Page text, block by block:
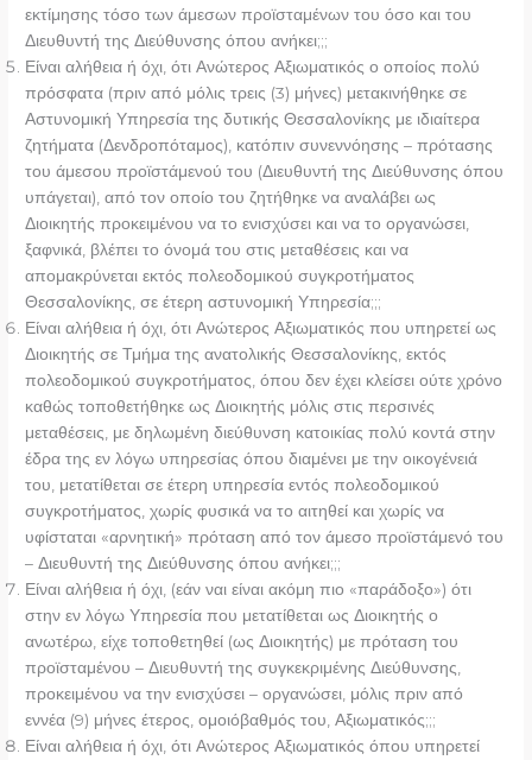
εκτίμησης τόσο των άμεσων προϊσταμένων του όσο και του
Διευθυντή της Διεύθυνσης όπου ανήκει;;;
Είναι αλήθεια ή όχι, ότι Ανώτερος Αξιωματικός ο οποίος πολύ
πρόσφατα (πριν από μόλις τρεις (3) μήνες) μετακινήθηκε σε
Αστυνομική Υπηρεσία της δυτικής Θεσσαλονίκης με ιδιαίτερα
ζητήματα (Δενδροπόταμος), κατόπιν συνεννόησης – πρότασης
του άμεσου προϊστάμενού του (Διευθυντή της Διεύθυνσης όπου
υπάγεται), από τον οποίο του ζητήθηκε να αναλάβει ως
Διοικητής προκειμένου να το ενισχύσει και να το οργανώσει,
ξαφνικά, βλέπει το όνομά του στις μεταθέσεις και να
απομακρύνεται εκτός πολεοδομικού συγκροτήματος
Θεσσαλονίκης, σε έτερη αστυνομική Υπηρεσία;;;
Είναι αλήθεια ή όχι, ότι Ανώτερος Αξιωματικός που υπηρετεί ως
Διοικητής σε Τμήμα της ανατολικής Θεσσαλονίκης, εκτός
πολεοδομικού συγκροτήματος, όπου δεν έχει κλείσει ούτε χρόνο
καθώς τοποθετήθηκε ως Διοικητής μόλις στις περσινές
μεταθέσεις, με δηλωμένη διεύθυνση κατοικίας πολύ κοντά στην
έδρα της εν λόγω υπηρεσίας όπου διαμένει με την οικογένειά
του, μετατίθεται σε έτερη υπηρεσία εντός πολεοδομικού
συγκροτήματος, χωρίς φυσικά να το αιτηθεί και χωρίς να
υφίσταται «αρνητική» πρόταση από τον άμεσο προϊστάμενό του
– Διευθυντή της Διεύθυνσης όπου ανήκει;;;
Είναι αλήθεια ή όχι, (εάν ναι είναι ακόμη πιο «παράδοξο») ότι
στην εν λόγω Υπηρεσία που μετατίθεται ως Διοικητής ο
ανωτέρω, είχε τοποθετηθεί (ως Διοικητής) με πρόταση του
προϊσταμένου – Διευθυντή της συγκεκριμένης Διεύθυνσης,
προκειμένου να την ενισχύσει – οργανώσει, μόλις πριν από
εννέα (9) μήνες έτερος, ομοιόβαθμός του, Αξιωματικός;;;
Είναι αλήθεια ή όχι, ότι Ανώτερος Αξιωματικός όπου υπηρετεί